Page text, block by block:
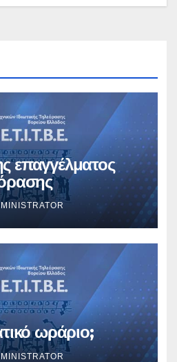
επαγγέλματος
ωράριο;